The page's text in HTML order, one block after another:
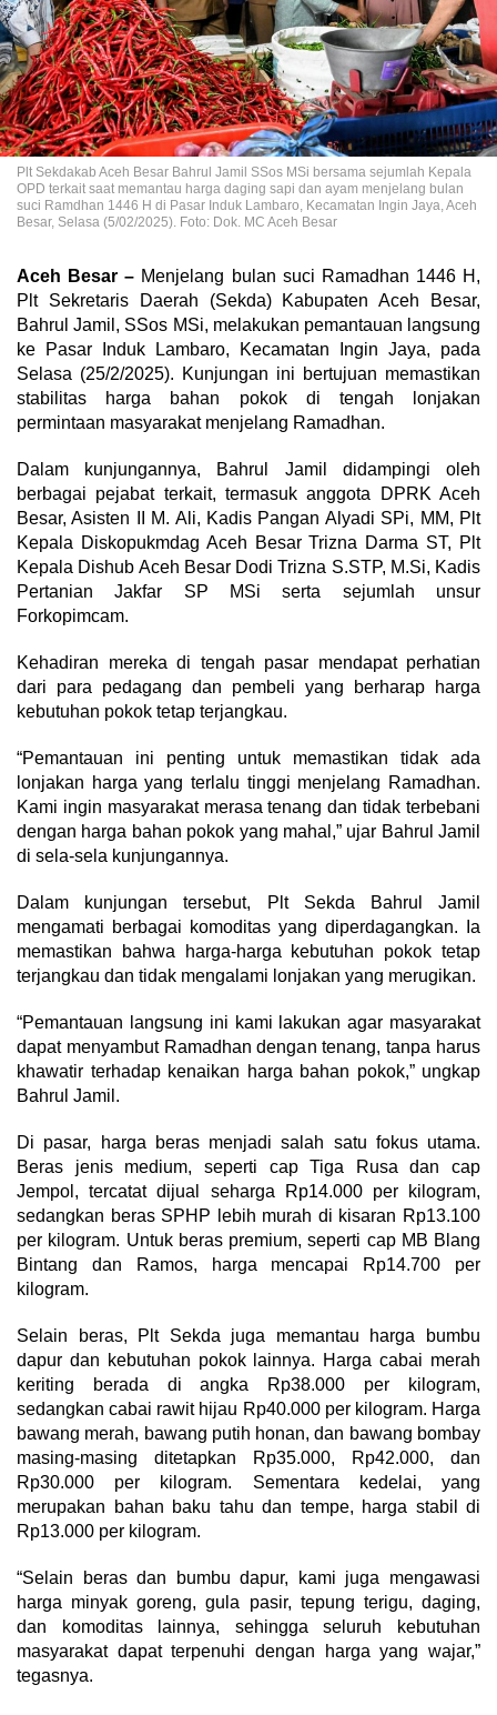
Plt Sekdakab Aceh Besar Bahrul Jamil SSos MSi bersama sejumlah Kepala
OPD terkait saat memantau harga daging sapi dan ayam menjelang bulan
suci Ramdhan 1446 H di Pasar Induk Lambaro, Kecamatan Ingin Jaya, Aceh
Besar, Selasa (5/02/2025). Foto: Dok. MC Aceh Besar
Aceh Besar – Menjelang bulan suci Ramadhan 1446 H,
Plt Sekretaris Daerah (Sekda) Kabupaten Aceh Besar,
Bahrul Jamil, SSos MSi, melakukan pemantauan langsung
ke Pasar Induk Lambaro, Kecamatan Ingin Jaya, pada
Selasa (25/2/2025). Kunjungan ini bertujuan memastikan
stabilitas harga bahan pokok di tengah lonjakan
permintaan masyarakat menjelang Ramadhan.
Dalam kunjungannya, Bahrul Jamil didampingi oleh
berbagai pejabat terkait, termasuk anggota DPRK Aceh
Besar, Asisten II M. Ali, Kadis Pangan Alyadi SPi, MM, Plt
Kepala Diskopukmdag Aceh Besar Trizna Darma ST, Plt
Kepala Dishub Aceh Besar Dodi Trizna S.STP, M.Si, Kadis
Pertanian Jakfar SP MSi serta sejumlah unsur
Forkopimcam.
Kehadiran mereka di tengah pasar mendapat perhatian
dari para pedagang dan pembeli yang berharap harga
kebutuhan pokok tetap terjangkau.
“Pemantauan ini penting untuk memastikan tidak ada
lonjakan harga yang terlalu tinggi menjelang Ramadhan.
Kami ingin masyarakat merasa tenang dan tidak terbebani
dengan harga bahan pokok yang mahal,” ujar Bahrul Jamil
di sela-sela kunjungannya.
Dalam kunjungan tersebut, Plt Sekda Bahrul Jamil
mengamati berbagai komoditas yang diperdagangkan. Ia
memastikan bahwa harga-harga kebutuhan pokok tetap
terjangkau dan tidak mengalami lonjakan yang merugikan.
“Pemantauan langsung ini kami lakukan agar masyarakat
dapat menyambut Ramadhan dengan tenang, tanpa harus
khawatir terhadap kenaikan harga bahan pokok,” ungkap
Bahrul Jamil.
Di pasar, harga beras menjadi salah satu fokus utama.
Beras jenis medium, seperti cap Tiga Rusa dan cap
Jempol, tercatat dijual seharga Rp14.000 per kilogram,
sedangkan beras SPHP lebih murah di kisaran Rp13.100
per kilogram. Untuk beras premium, seperti cap MB Blang
Bintang dan Ramos, harga mencapai Rp14.700 per
kilogram.
Selain beras, Plt Sekda juga memantau harga bumbu
dapur dan kebutuhan pokok lainnya. Harga cabai merah
keriting berada di angka Rp38.000 per kilogram,
sedangkan cabai rawit hijau Rp40.000 per kilogram. Harga
bawang merah, bawang putih honan, dan bawang bombay
masing-masing ditetapkan Rp35.000, Rp42.000, dan
Rp30.000 per kilogram. Sementara kedelai, yang
merupakan bahan baku tahu dan tempe, harga stabil di
Rp13.000 per kilogram.
“Selain beras dan bumbu dapur, kami juga mengawasi
harga minyak goreng, gula pasir, tepung terigu, daging,
dan komoditas lainnya, sehingga seluruh kebutuhan
masyarakat dapat terpenuhi dengan harga yang wajar,”
tegasnya.